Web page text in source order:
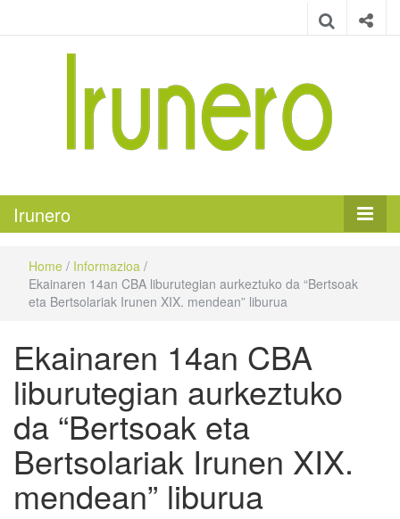
Irunero
Home / Informazioa /
Ekainaren 14an CBA liburutegian aurkeztuko da “Bertsoak
eta Bertsolariak Irunen XIX. mendean” liburua
Ekainaren 14an CBA
liburutegian aurkeztuko
da “Bertsoak eta
Bertsolariak Irunen XIX.
mendean” liburua